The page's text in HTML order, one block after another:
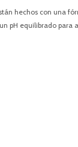
hechos con una
pH equilibrado para